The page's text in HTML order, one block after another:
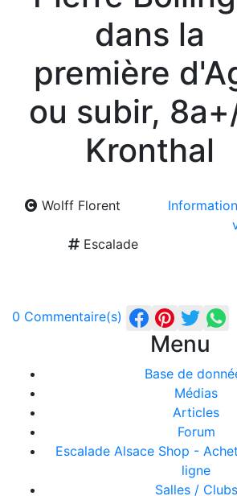
dans la
première
ou subir,
Kronthal
Wolff Florent
Escalade
0 Commentaire(s)
Menu
Base de
Médias
Articles
Forum
Escalade Alsace Shop -
ligne
Salles / Clubs